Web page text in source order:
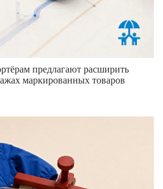
предлагают расширить
маркированных товаров